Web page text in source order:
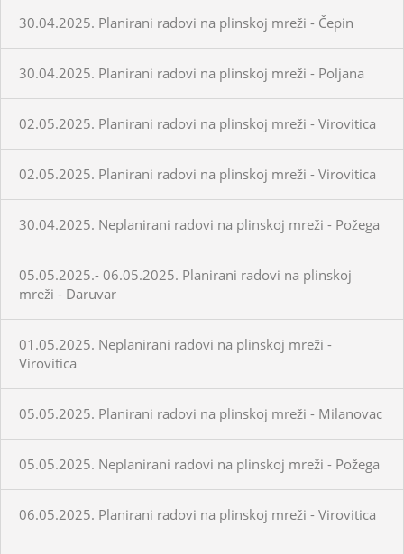
30.04.2025. Planirani radovi na plinskoj mreži - Čepin
30.04.2025. Planirani radovi na plinskoj mreži - Poljana
02.05.2025. Planirani radovi na plinskoj mreži - Virovitica
02.05.2025. Planirani radovi na plinskoj mreži - Virovitica
30.04.2025. Neplanirani radovi na plinskoj mreži - Požega
05.05.2025.- 06.05.2025. Planirani radovi na plinskoj
mreži - Daruvar
01.05.2025. Neplanirani radovi na plinskoj mreži -
Virovitica
05.05.2025. Planirani radovi na plinskoj mreži - Milanovac
05.05.2025. Neplanirani radovi na plinskoj mreži - Požega
06.05.2025. Planirani radovi na plinskoj mreži - Virovitica